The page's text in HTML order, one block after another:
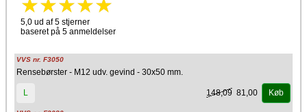
5,0 ud af 5 stjerner
baseret på 5 anmeldelser
VVS nr. F3050
Rensebørster - M12 udv. gevind - 30x50 mm.
L 148,09 81,00 Køb